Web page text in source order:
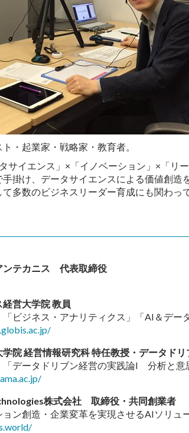
・起業家・戦略家・教育者。
サイエンス」×「イノベーション」×「
掛け、データサイエンスによる価値創
多数のビジネスリーダー育成にも関わっ
ンテカニス 代表取締役
営大学院 教員
ビジネス・アナリティクス」「AI＆デー
学院 経営情報研究科 特任教授・データド
「データドリブン経営の実践論I 分析と意
株式会社 取締役・共同創業者
ン創造・企業変革を実現させるAIソリュ